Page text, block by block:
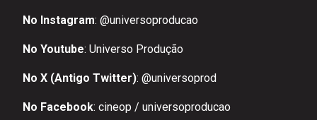
No Instagram: @universoproducao
No Youtube: Universo Produção
No X (Antigo Twitter): @universoprod
No Facebook: cineop / universoproducao